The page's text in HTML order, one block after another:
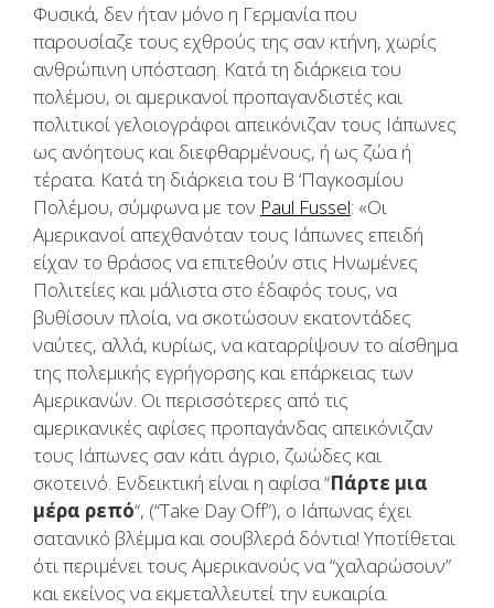
Φυσικά, δεν ήταν μόνο η Γερμανία που
παρουσίαζε τους εχθρούς της σαν κτήνη, χωρίς
ανθρώπινη υπόσταση. Κατά τη διάρκεια του
πολέμου, οι αμερικανοί προπαγανδιστές και
πολιτικοί γελοιογράφοι απεικόνιζαν τους Ιάπωνες
ως ανόητους και διεφθαρμένους, ή ως ζώα ή
τέρατα. Κατά τη διάρκεια του Β ‘Παγκοσμίου
Πολέμου, σύμφωνα με τον Paul Fussel: «Οι
Αμερικανοί απεχθανόταν τους Ιάπωνες επειδή
είχαν το θράσος να επιτεθούν στις Ηνωμένες
Πολιτείες και μάλιστα στο έδαφός τους, να
βυθίσουν πλοία, να σκοτώσουν εκατοντάδες
ναύτες, αλλά, κυρίως, να καταρρίψουν το αίσθημα
της πολεμικής εγρήγορσης και επάρκειας των
Αμερικανών. Οι περισσότερες από τις
αμερικανικές αφίσες προπαγάνδας απεικόνιζαν
τους Ιάπωνες σαν κάτι άγριο, ζωώδες και
σκοτεινό. Ενδεικτική είναι η αφίσα “Πάρτε μια
μέρα ρεπό“, (“Take Day Off”), ο Ιάπωνας έχει
σατανικό βλέμμα και σουβλερά δόντια! Υποτίθεται
ότι περιμένει τους Αμερικανούς να “χαλαρώσουν”
και εκείνος να εκμεταλλευτεί την ευκαιρία.